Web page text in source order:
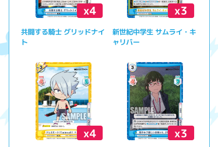
x4
共闘する騎士 グリッドナイ
ト
x3
新世紀中学生 サムライ・キ
ャリバー
x4 x3